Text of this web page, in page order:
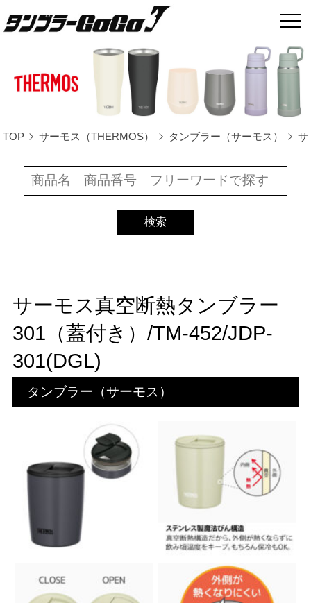
TOP サーモス（THERMOS） タンブラー（サーモス） サ
サーモス真空断熱タンブラー
301（蓋付き）/TM-452/JDP-
301(DGL)
タンブラー（サーモス）